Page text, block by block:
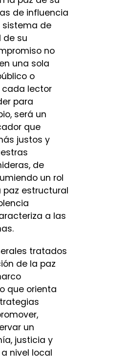
de influencia
sistema de
de su
no
una sola
o
cada lector
para
será un
que
justos y
de
un rol
paz estructural
a las
tratados
de la paz
que orienta
un
justicia y
nivel local